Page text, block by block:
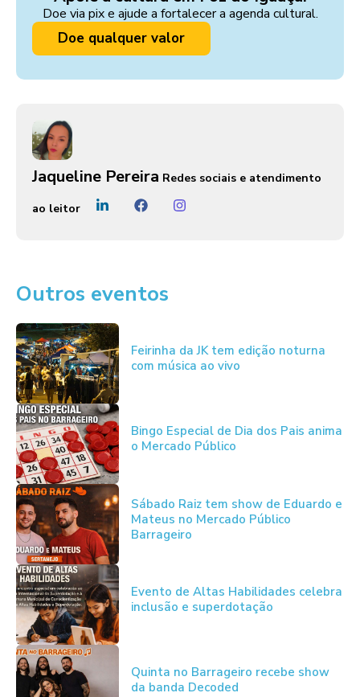
Doe via pix e ajude a fortalecer a agenda cultural.
Doe qualquer valor
Jaqueline Pereira Redes sociais e atendimento
ao leitor
Outros eventos
Feirinha da JK tem edição noturna
com música ao vivo
Bingo Especial de Dia dos Pais anima
o Mercado Público
Sábado Raiz tem show de Eduardo e
Mateus no Mercado Público
Barrageiro
Evento de Altas Habilidades celebra
inclusão e superdotação
Quinta no Barrageiro recebe show
da banda Decoded